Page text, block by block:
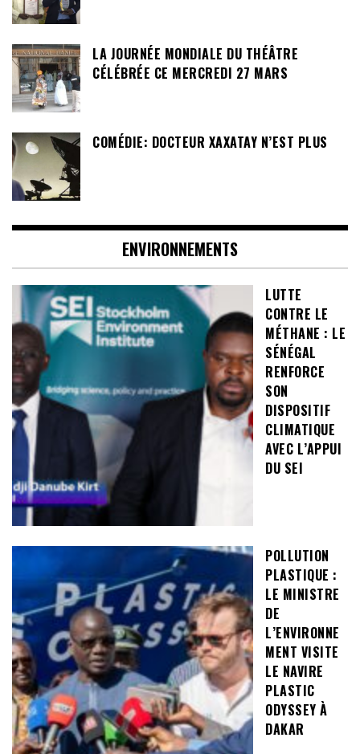
LA JOURNÉE MONDIALE DU THÉÂTRE
CÉLÉBRÉE CE MERCREDI 27 MARS
COMÉDIE: DOCTEUR XAXATAY N’EST PLUS
ENVIRONNEMENTS
LUTTE
CONTRE LE
MÉTHANE : LE
SÉNÉGAL
RENFORCE
SON
DISPOSITIF
CLIMATIQUE
AVEC L’APPUI
DU SEI
POLLUTION
PLASTIQUE :
LE MINISTRE
DE
L’ENVIRONNE
MENT VISITE
LE NAVIRE
PLASTIC
ODYSSEY À
DAKAR